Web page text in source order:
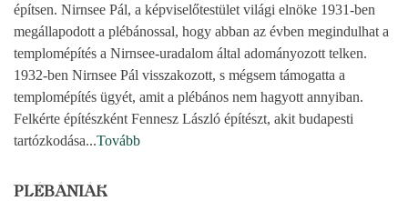
építsen. Nirnsee Pál, a képviselőtestület világi elnöke 1931-ben
megállapodott a plébánossal, hogy abban az évben megindulhat a
templomépítés a Nirnsee-uradalom által adományozott telken.
1932-ben Nirnsee Pál visszakozott, s mégsem támogatta a
templomépítés ügyét, amit a plébános nem hagyott annyiban.
Felkérte építészként Fennesz László építészt, akit budapesti
tartózkodása...Tovább
PLÉBÁNIÁK